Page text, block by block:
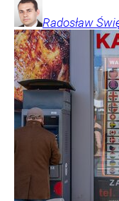
Radosław